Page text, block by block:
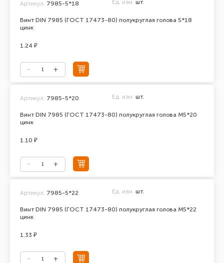
Винт DIN 7985 (ГОСТ 17473-80) полукруглая голова 5*18
цинк
Артикул: 7985-5*18 Ед. изм. шт.
1.24 ₽
Винт DIN 7985 (ГОСТ 17473-80) полукруглая голова М5*20
цинк
Артикул: 7985-5*20 Ед. изм. шт.
1.10 ₽
Винт DIN 7985 (ГОСТ 17473-80) полукруглая голова М5*22
цинк
Артикул: 7985-5*22 Ед. изм. шт.
1.33 ₽